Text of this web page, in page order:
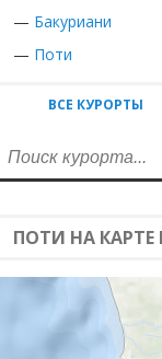
— Бакуриани
— Поти
ВСЕ КУРОРТЫ
ПОТИ НА